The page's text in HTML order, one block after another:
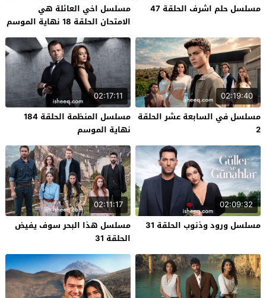
مسلسل حلم اشرف الحلقة 47
مسلسل اخي العائلة هي
الامتحان الحلقة 18 نهاية الموسم
02:19:40
مسلسل في السابعة عشر الحلقة
2
02:17:11
مسلسل المنظمة الحلقة 184
نهاية الموسم
02:09:32
مسلسل ورود وذنوب الحلقة 31
02:11:17
مسلسل هذا البحر سوف يفيض
الحلقة 31